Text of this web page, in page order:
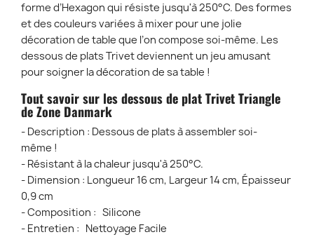
forme d’Hexagon qui résiste jusqu'à 250°C. Des formes
et des couleurs variées à mixer pour une jolie
décoration de table que l’on compose soi-même. Les
dessous de plats Trivet deviennent un jeu amusant
pour soigner la décoration de sa table !
Tout savoir sur les dessous de plat Trivet Triangle
de Zone Danmark
- Description : Dessous de plats à assembler soi-
même !
- Résistant à la chaleur jusqu'à 250°C.
- Dimension : Longueur 16 cm, Largeur 14 cm, Épaisseur
0,9 cm
- Composition : Silicone
- Entretien : Nettoyage Facile